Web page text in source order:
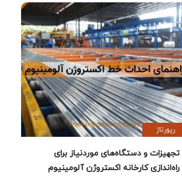
رپورتاژ
تجهیزات و دستگاه‌های موردنیاز برای
راه‌اندازی کارخانه اکستروژن آلومینیوم